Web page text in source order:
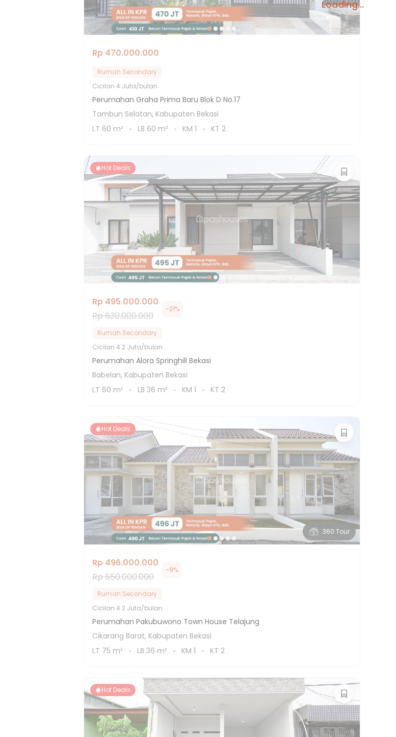
Loading...
Rp 470.000.000
Rumah Secondary
Cicilan 4 Juta/bulan
Perumahan Graha Prima Baru Blok D No.17
Tambun Selatan, Kabupaten Bekasi
LT 60 m² LB 60 m² KM 1 KT 2
Hot Deals
Rp 495.000.000
Rp 630.000.000
-21%
Rumah Secondary
Cicilan 4.2 Juta/bulan
Perumahan Alora Springhill Bekasi
Babelan, Kabupaten Bekasi
LT 60 m² LB 36 m² KM 1 KT 2
360 Tour
Hot Deals
Rp 496.000.000
Rp 550.000.000
-9%
Rumah Secondary
Cicilan 4.2 Juta/bulan
Perumahan Pakubuwono Town House Telajung
Cikarang Barat, Kabupaten Bekasi
LT 75 m² LB 36 m² KM 1 KT 2
Hot Deals